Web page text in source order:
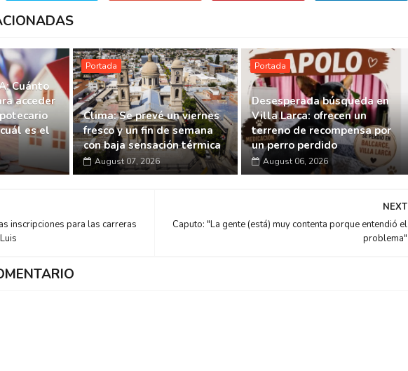
Cuánto
acceder
es el
Portada
Clima: Se prevé un viernes
fresco y un fin de semana
con baja sensación térmica
August 07, 2026
Portada
Desesperada búsqueda en
Villa Larca: ofrecen un
terreno de recompensa por
un perro perdido
August 06, 2026
NEXT
Caputo: "La gente (está) muy contenta porque entendió el
problema"
inscripciones para las carreras